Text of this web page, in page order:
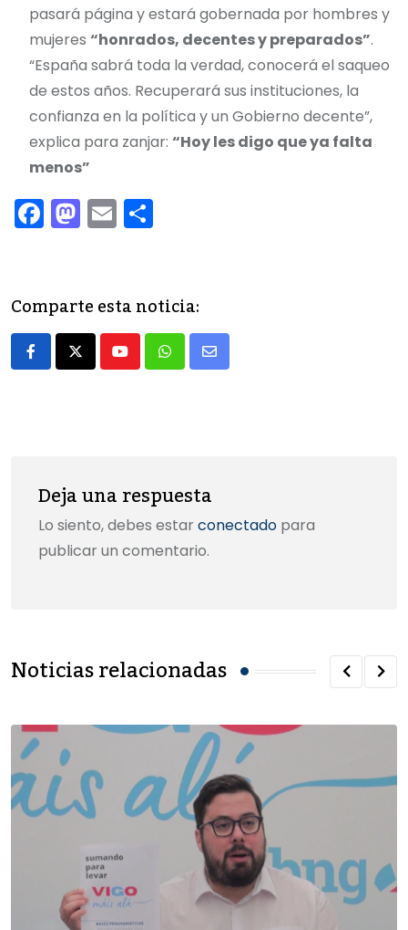
pasará página y estará gobernada por hombres y
mujeres “honrados, decentes y preparados”.
“España sabrá toda la verdad, conocerá el saqueo
de estos años. Recuperará sus instituciones, la
confianza en la política y un Gobierno decente”,
explica para zanjar: “Hoy les digo que ya falta
menos”
F
a
e
b
o
M
a
o
d
o
E
m
l p
ar
tir
Comparte esta noticia:
YoutubeWhatsapp
Share
Deja una respuesta
Lo siento, debes estar conectado para
publicar un comentario.
Noticias relacionadas